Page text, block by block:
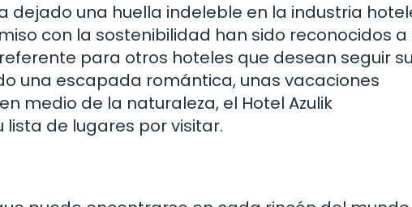
dejado una huella indeleble en la industria
con la sostenibilidad han sido reconocidos a
para otros hoteles que desean seguir su
una escapada romántica, unas vacaciones
medio de la naturaleza, el Hotel Azulik
de lugares por visitar.